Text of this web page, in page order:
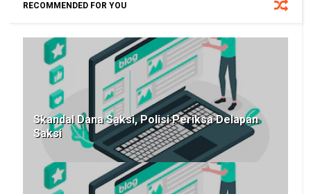
RECOMMENDED FOR YOU
Skandal Dana Saksi, Polisi Periksa Delapan
Saksi